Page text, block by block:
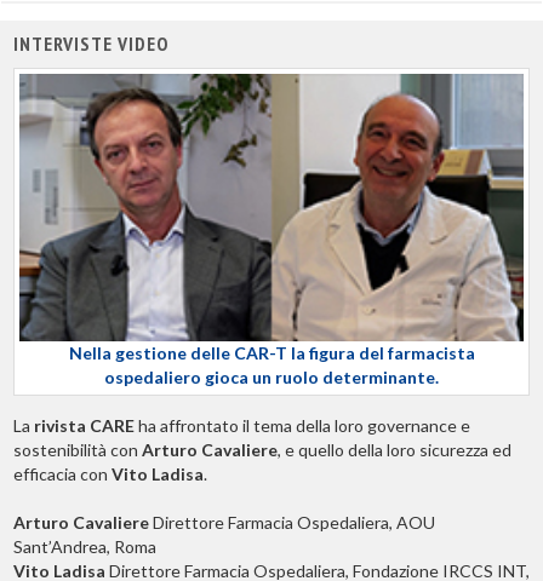
INTERVISTE VIDEO
Nella gestione delle CAR-T la figura del farmacista
ospedaliero gioca un ruolo determinante.
La rivista CAREha affrontato il tema della loro governance e
sostenibilità con Arturo Cavaliere, e quello della loro sicurezza ed
efficacia con Vito Ladisa.
Arturo CavaliereDirettore Farmacia Ospedaliera, AOU
Sant’Andrea, Roma
Vito Ladisa Direttore Farmacia Ospedaliera, Fondazione IRCCS INT,